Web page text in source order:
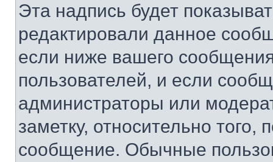
Эта надпись будет
редактировали данное
если ниже вашего
пользователей, и если
администраторы или
заметку, относительно
сообщение. Обычные